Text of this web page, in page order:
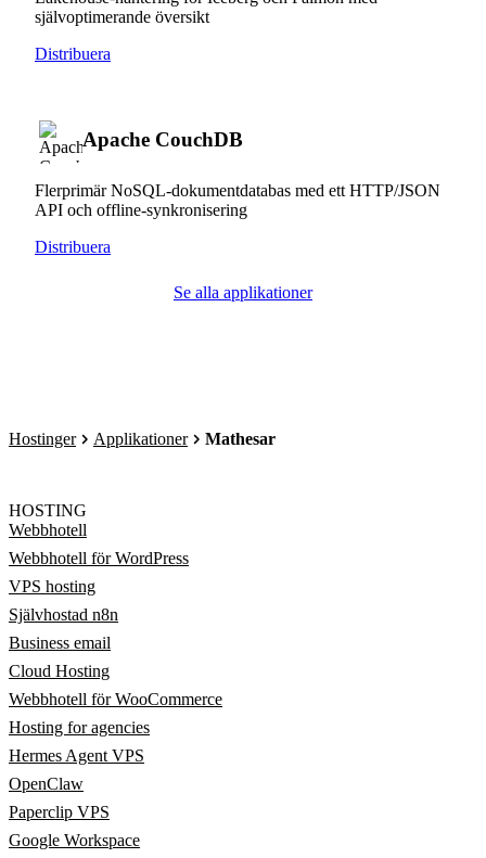
självoptimerande översikt
Distribuera
Apache CouchDB
Flerprimär NoSQL-dokumentdatabas med ett HTTP/JSON
API och offline-synkronisering
Distribuera
Se alla applikationer
Hostinger Applikationer Mathesar
HOSTING
Webbhotell
Webbhotell för WordPress
VPS hosting
Självhostad n8n
Business email
Cloud Hosting
Webbhotell för WooCommerce
Hosting for agencies
Hermes Agent VPS
OpenClaw
Paperclip VPS
Google Workspace